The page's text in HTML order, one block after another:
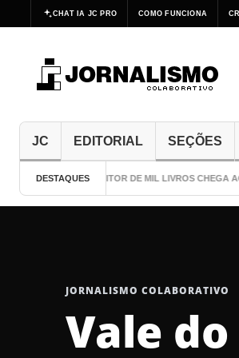
CHAT IA JC PRO COMO FUNCIONA
JC EDITORIAL SEÇÕES
DESTAQUESO ESCRITOR DE MIL LIVROS CHEGA
JORNALISMO COLABORATIVO
Vale